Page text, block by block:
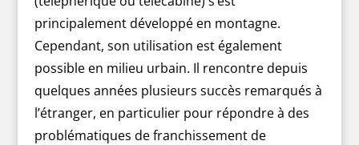
principalement développé en montagne.
Cependant, son utilisation est également
possible en milieu urbain. Il rencontre depuis
quelques années plusieurs succès remarqués à
l’étranger, en particulier pour répondre à des
problématiques de franchissement de